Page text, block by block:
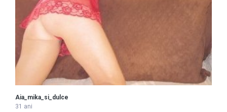
Aia_mika_si_dulce
31 ani